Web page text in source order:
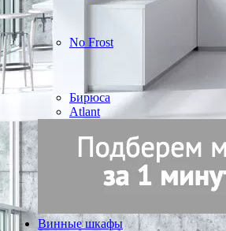
No Frost
Бирюса
Atlant
Винные шкафы